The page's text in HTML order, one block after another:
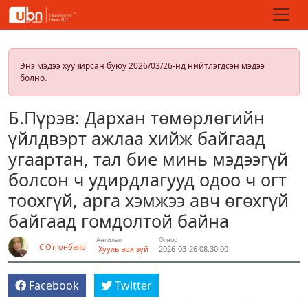
Энэ мэдээ хуучирсан буюу 2026/03/26-нд нийтлэгдсэн мэдээ
болно.
Б.Пүрэв: Дархан төмөрлөгийн
үйлдвэрт ажлаа хийж байгаад
угаартан, тал бие минь мэдээгүй
болсон ч удирдлагууд одоо ч огт
тоохгүй, арга хэмжээ авч өгөхгүй
байгаад гомдолтой байна
С.Отгонбаяр
Ангилал
Хууль эрх зүй
Огноо
2026-03-26 08:30:00
Facebook Twitter